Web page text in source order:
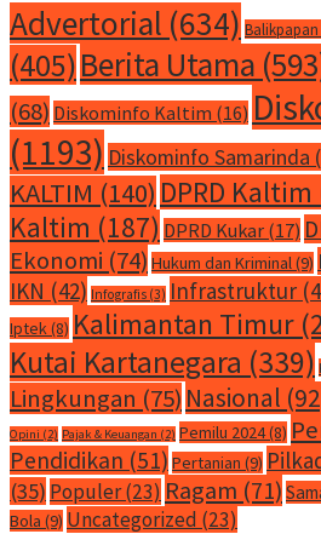
Advertorial (634) Balikpapan
(405)Berita Utama
(68) Diskominfo Kaltim (16)
(1193) Diskominfo Samarinda
KALTIM (140) DPRD Kaltim
Kaltim (187) DPRD Kukar (17)
Ekonomi (74) Hukum dan Kriminal(9)
IKN (42) Infografis (3) Infrastruktur
Iptek(8) Kalimantan Timur
Kutai Kartanegara (339)
Lingkungan (75) Nasional
Opini (2) Pajak & Keuangan (2) Pemilu 2024(8)
Pendidikan (51) Pertanian (9)
(35) Populer(23) Ragam (71)
Bola (9) Uncategorized (23)